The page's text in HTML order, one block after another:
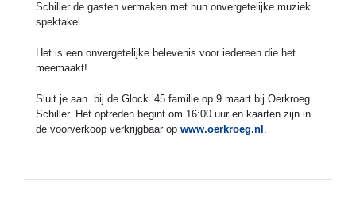
Schiller de gasten vermaken met hun onvergetelijke muziek
spektakel.
Het is een onvergetelijke belevenis voor iedereen die het
meemaakt!
Sluit je aan bij de Glock ’45 familie op 9 maart bij Oerkroeg
Schiller. Het optreden begint om 16:00 uur en kaarten zijn in
de voorverkoop verkrijgbaar op www.oerkroeg.nl